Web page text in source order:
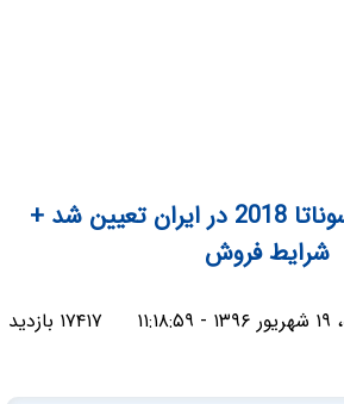
قیمت هیوندای سوناتا 2018 در ایران تعیین شد +
شرایط فروش
۱۷۴۱۷ بازدید